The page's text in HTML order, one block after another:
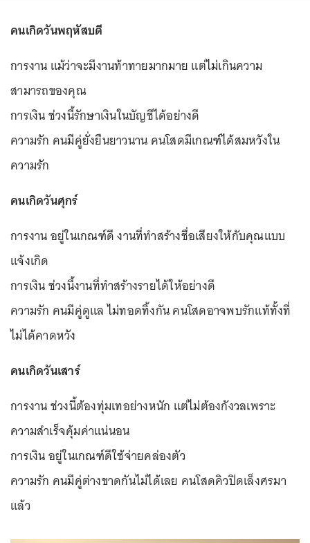
คนเกิดวันพฤหัสบดี
การงาน แม้ว่าจะมีงานท้าทายมากมาย แต่ไม่เกินความ
สามารถของคุณ
การเงิน ช่วงนี้รักษาเงินในบัญชีได้อย่างดี
ความรัก คนมีคู่ยั่งยืนยาวนาน คนโสดมีเกณฑ์ได้สมหวังใน
ความรัก
คนเกิดวันศุกร์
การงาน อยู่ในเกณฑ์ดี งานที่ทำสร้างชื่อเสียงให้กับคุณแบบ
แจ้งเกิด
การเงิน ช่วงนี้งานที่ทำสร้างรายได้ให้อย่างดี
ความรัก คนมีคู่ดูแล ไม่ทอดทิ้งกัน คนโสดอาจพบรักแท้ทั้งที่
ไม่ได้คาดหวัง
คนเกิดวันเสาร์
การงาน ช่วงนี้ต้องทุ่มเทอย่างหนัก แต่ไม่ต้องกังวลเพราะ
ความสำเร็จคุ้มค่าแน่นอน
การเงิน อยู่ในเกณฑ์ดีใช้จ่ายคล่องตัว
ความรัก คนมีคู่ต่างขาดกันไม่ได้เลย คนโสดคิวปิดเล็งศรมา
แล้ว